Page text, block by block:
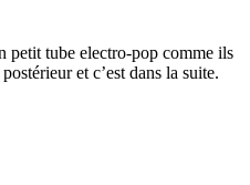
petit tube electro-pop comme ils
et c’est dans la suite.